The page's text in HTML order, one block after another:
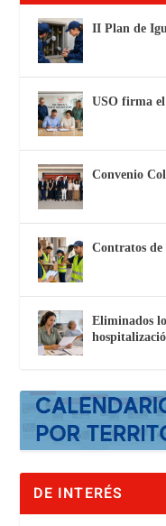
II Plan de
USO firma
Convenio
Contratos
Eliminados
DE INTERÉS